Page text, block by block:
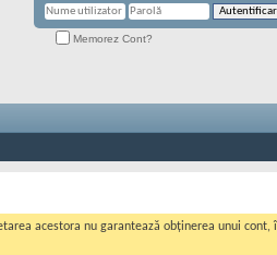
Memorez Cont?
acestora nu garantează obținerea unui